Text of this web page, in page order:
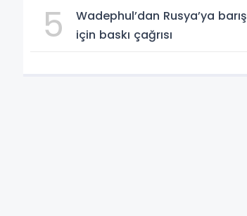
5
Wadephul’dan Rusya’ya barış
için baskı çağrısı